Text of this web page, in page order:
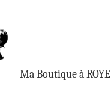
Ma Boutique à ROYE